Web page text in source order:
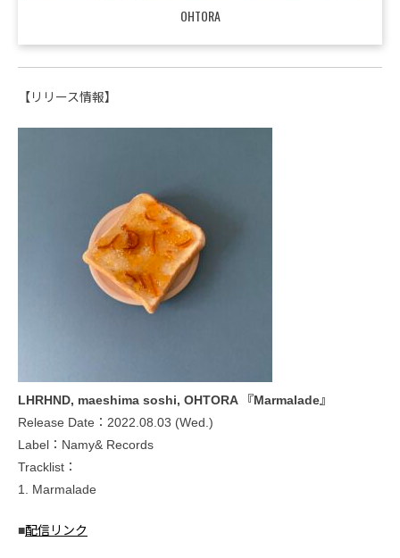
OHTORA
【リリース情報】
LHRHND, maeshima soshi, OHTORA 『Marmalade』
Release Date：2022.08.03 (Wed.)
Label：Namy& Records
Tracklist：
1. Marmalade
■配信リンク